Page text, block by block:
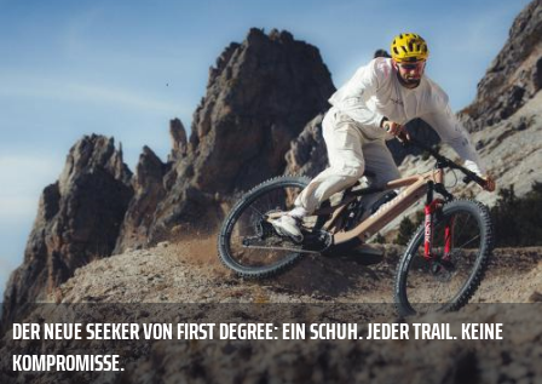
DER NEUE SEEKER VON FIRST DEGREE: EIN SCHUH. JEDER TRAIL. KEINE
KOMPROMISSE.